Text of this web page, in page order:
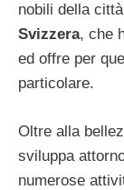
nobili della
Svizzera, che
ed offre per
particolare.
Oltre alla
sviluppa
numerose